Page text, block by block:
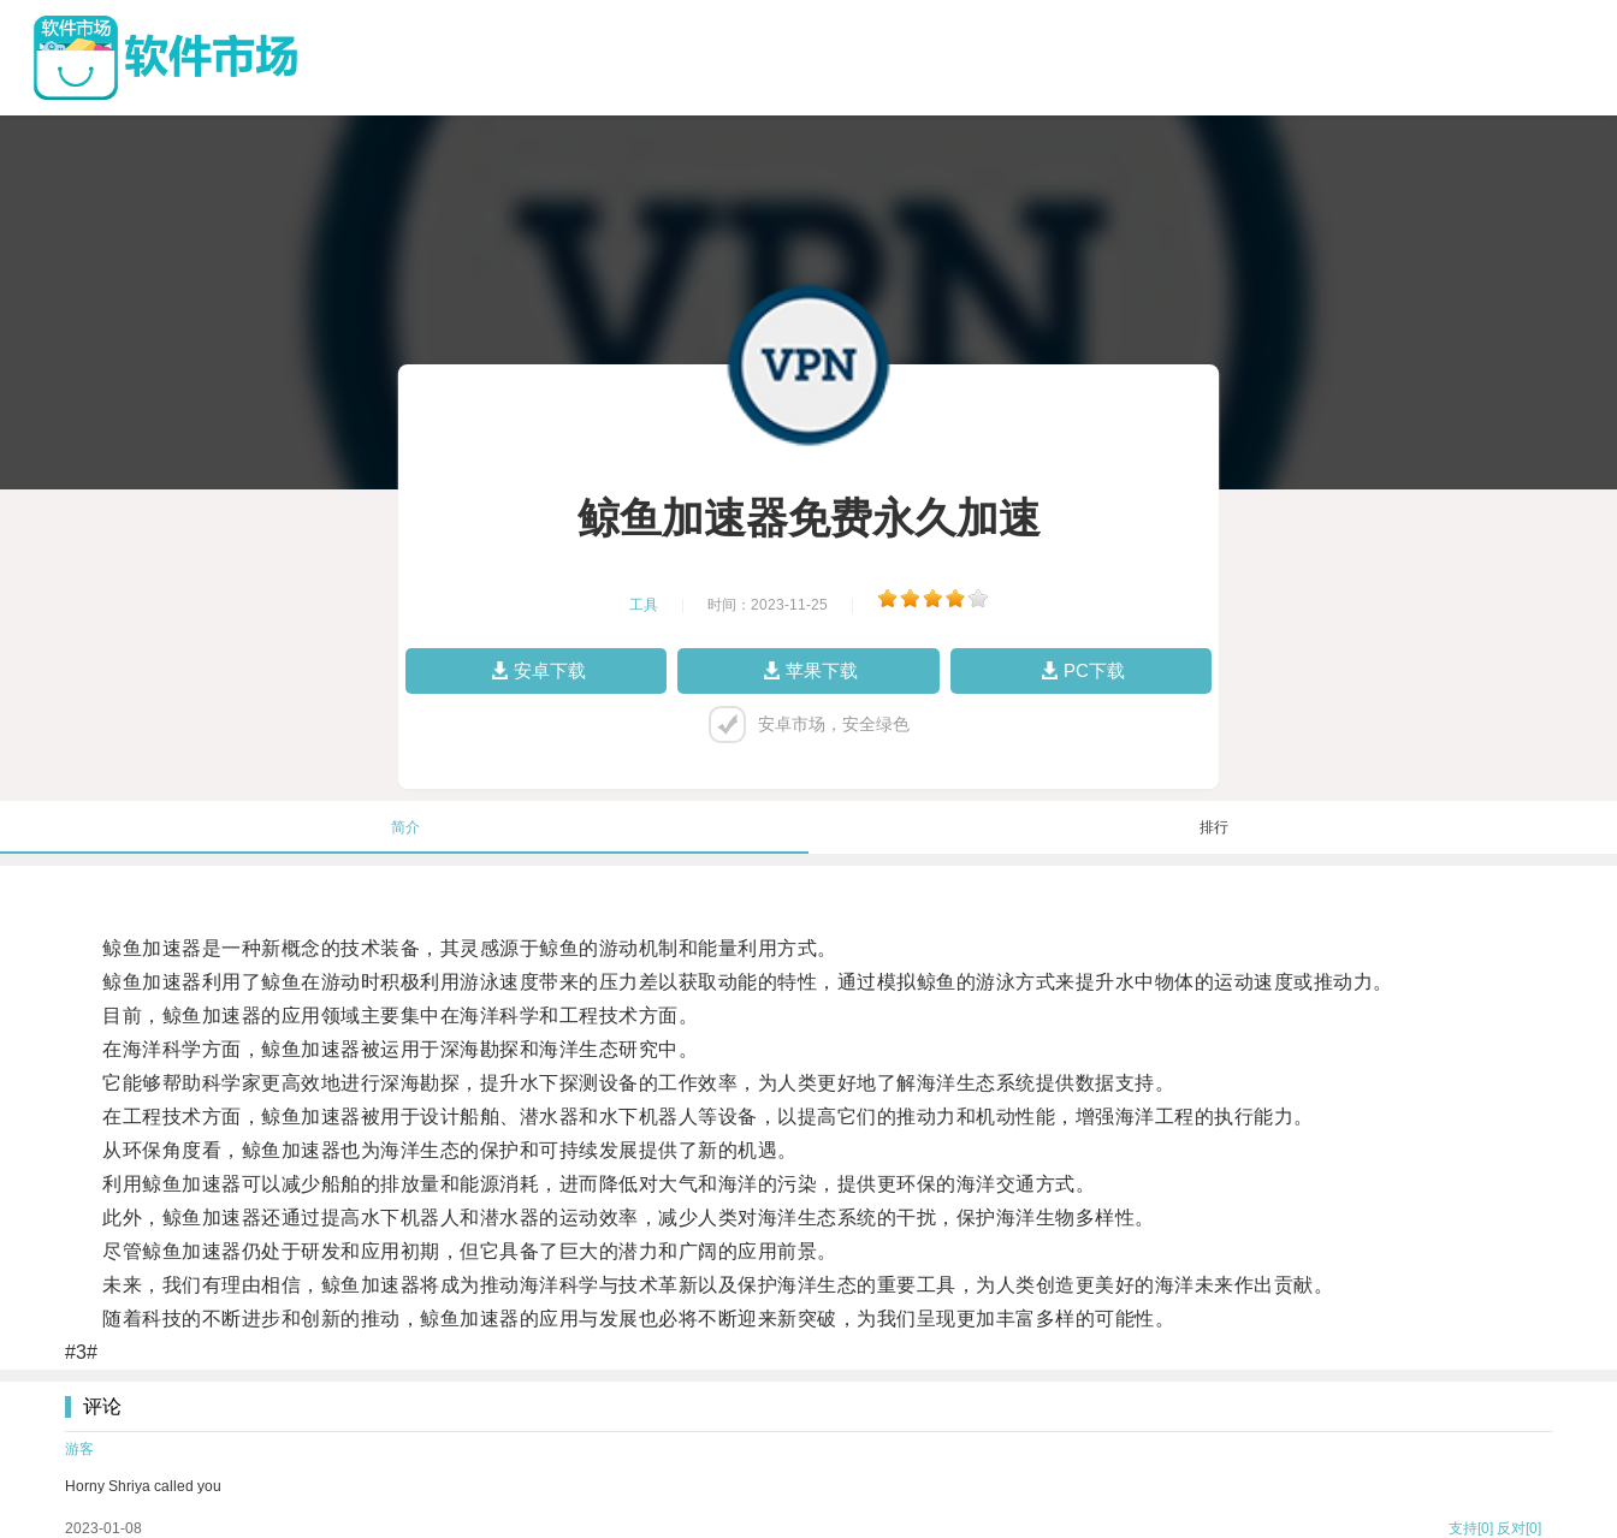
鲸鱼加速器免费永久加速
工具 时间：2023-11-25
安卓下载 苹果下载 PC下载
安卓市场，安全绿色
简介 排行
鲸鱼加速器是一种新概念的技术装备，其灵感源于鲸鱼的游动机制和能量利用方式。
鲸鱼加速器利用了鲸鱼在游动时积极利用游泳速度带来的压力差以获取动能的特性，通过模拟鲸鱼的游泳方式来提升水中物体的运动速度或推动力。
目前，鲸鱼加速器的应用领域主要集中在海洋科学和工程技术方面。
在海洋科学方面，鲸鱼加速器被运用于深海勘探和海洋生态研究中。
它能够帮助科学家更高效地进行深海勘探，提升水下探测设备的工作效率，为人类更好地了解海洋生态系统提供数据支持。
在工程技术方面，鲸鱼加速器被用于设计船舶、潜水器和水下机器人等设备，以提高它们的推动力和机动性能，增强海洋工程的执行能力。
从环保角度看，鲸鱼加速器也为海洋生态的保护和可持续发展提供了新的机遇。
利用鲸鱼加速器可以减少船舶的排放量和能源消耗，进而降低对大气和海洋的污染，提供更环保的海洋交通方式。
此外，鲸鱼加速器还通过提高水下机器人和潜水器的运动效率，减少人类对海洋生态系统的干扰，保护海洋生物多样性。
尽管鲸鱼加速器仍处于研发和应用初期，但它具备了巨大的潜力和广阔的应用前景。
未来，我们有理由相信，鲸鱼加速器将成为推动海洋科学与技术革新以及保护海洋生态的重要工具，为人类创造更美好的海洋未来作出贡献。
随着科技的不断进步和创新的推动，鲸鱼加速器的应用与发展也必将不断迎来新突破，为我们呈现更加丰富多样的可能性。
#3#
评论
游客
Horny Shriya called you
2023-01-08 支持[0] 反对[0]